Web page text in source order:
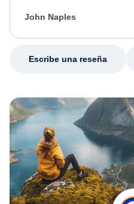
appreciate her excellent
John Naples
Escribe una reseña